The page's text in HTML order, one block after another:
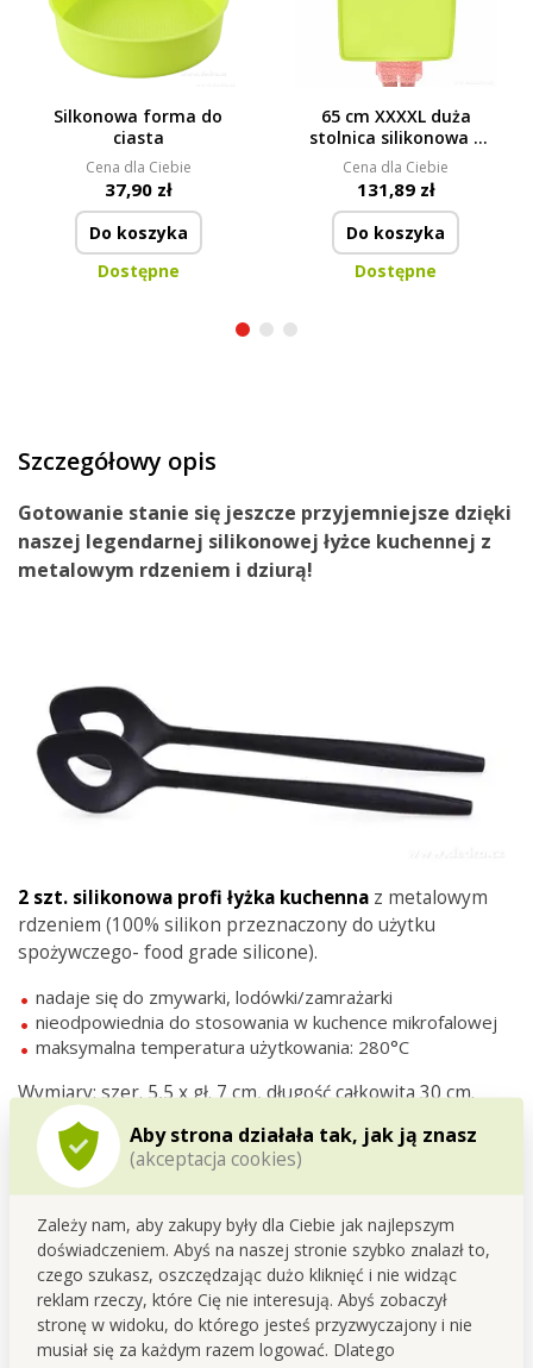
Aby strona działała tak, jak ją znasz
(akceptacja cookies)
Zależy nam, aby zakupy były dla Ciebie jak najlepszym
doświadczeniem. Abyś na naszej stronie szybko znalazł to,
czego szukasz, oszczędzając dużo kliknięć i nie widząc
reklam rzeczy, które Cię nie interesują. Abyś zobaczył
stronę w widoku, do którego jesteś przyzwyczajony i nie
musiał się za każdym razem logować. Dlatego
Silkonowa forma do
ciasta
Cena dla Ciebie
37,90 zł
Do koszyka
Dostępne
65 cm XXXXL duża
stolnica silikonowa z
krawędzią, nie klei się i
nie ślizga
Cena dla Ciebie
131,89 zł
Do koszyka
Dostępne
Szczegółowy opis
Gotowanie stanie się jeszcze przyjemniejsze dzięki
naszej legendarnej silikonowej łyżce kuchennej z
metalowym rdzeniem i dziurą!
2 szt. silikonowa profi łyżka kuchenna z metalowym
rdzeniem (100% silikon przeznaczony do użytku
spożywczego- food grade silicone).
nadaje się do zmywarki, lodówki/zamrażarki
nieodpowiednia do stosowania w kuchence mikrofalowej
maksymalna temperatura użytkowania: 280°C
Wymiary: szer. 5,5 x gł. 7 cm, długość całkowita 30 cm.